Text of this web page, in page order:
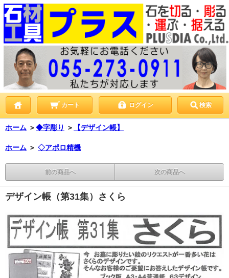
カート ログイン 検索
ホーム ＞◆字彫り ＞ 【デザイン帳】
ホーム ＞ ◇アポロ精機
前の商品へ 次の商品へ
デザイン帳（第31集）さくら